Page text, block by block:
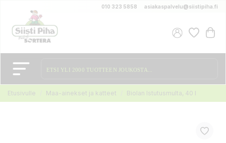
010 323 5858 asiakaspalvelu@siistipiha.fi
Etusivulle Maa-ainekset ja katteet Biolan Istutusmulta, 40 l